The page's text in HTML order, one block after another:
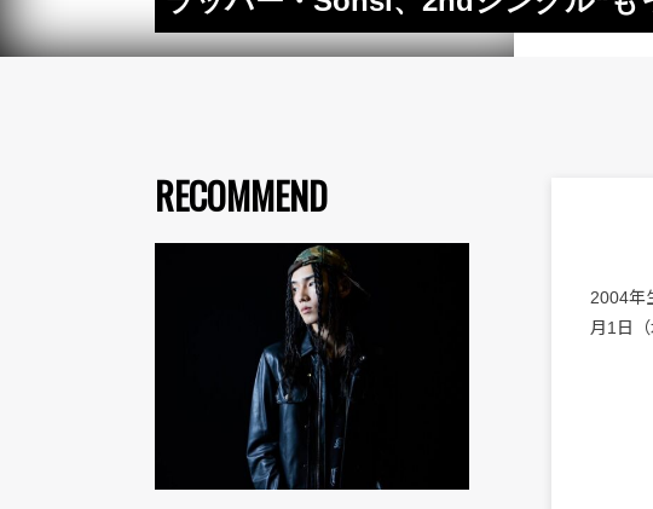
RECOMMEND
2004年
月1日